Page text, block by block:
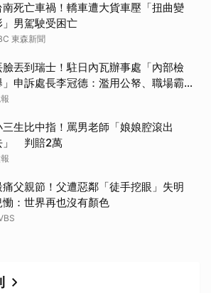
南死亡車禍！轎車遭大貨車壓「扭曲變
」男駕駛受困亡
東森新聞
臉丟到瑞士！駐日內瓦辦事處「內部檢
」申訴處長李冠德：濫用公帑、職場霸
、超速仔拒繳罰單 外交部要查了
三生比中指！罵男老師「娘娘腔滾出
」 判賠2萬
痛父親節！父遭惡鄰「徒手挖眼」失明
慟：世界再也沒有顏色